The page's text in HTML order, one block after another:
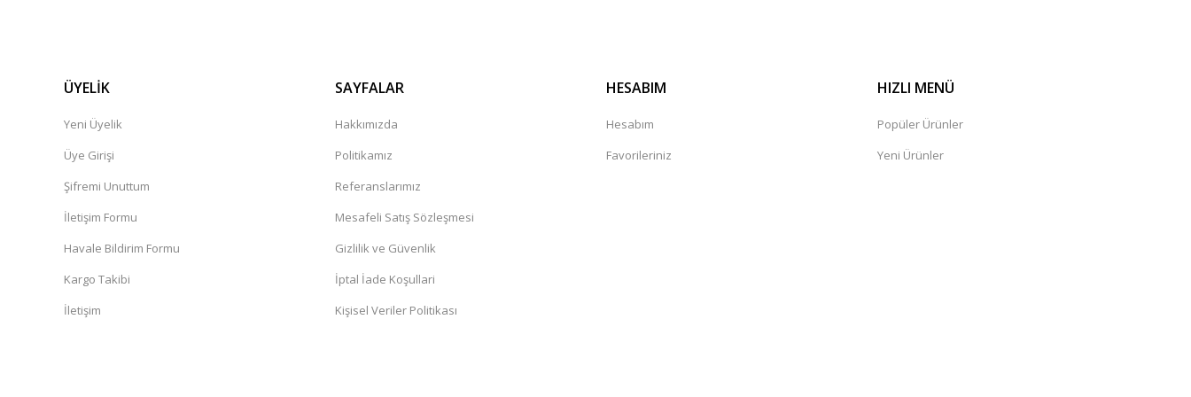
ÜYELİK
Yeni Üyelik
Üye Girişi
Şifremi Unuttum
İletişim Formu
Havale Bildirim Formu
Kargo Takibi
İletişim
SAYFALAR
Hakkımızda
Politikamız
Referanslarımız
Mesafeli Satış Sözleşmesi
Gizlilik ve Güvenlik
İptal İade Koşullari
Kişisel Veriler Politikası
HESABIM
Hesabım
Favorileriniz
HIZLI MENÜ
Popüler Ürünler
Yeni Ürünler